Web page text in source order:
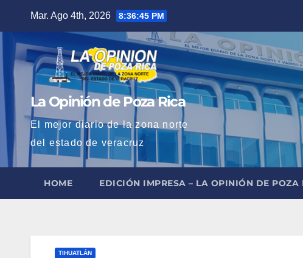
contenido
Mar. Ago 4th, 2026 8:36:46 PM
La Opinión de Poza Rica
El mejor diario de la zona norte
del estado de veracruz
HOME EDICIÓN IMPRESA – LA OPINIÓN DE POZA
TIHUATLÁN